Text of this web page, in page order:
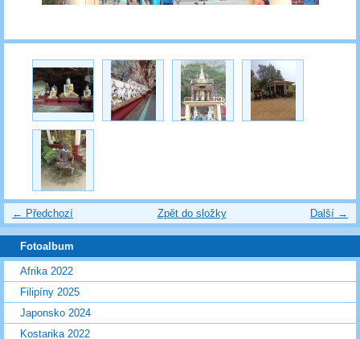
← Předchozí Další →
Zpět do složky
Fotoalbum
Afrika 2022
Filipíny 2025
Japonsko 2024
Kostarika 2022